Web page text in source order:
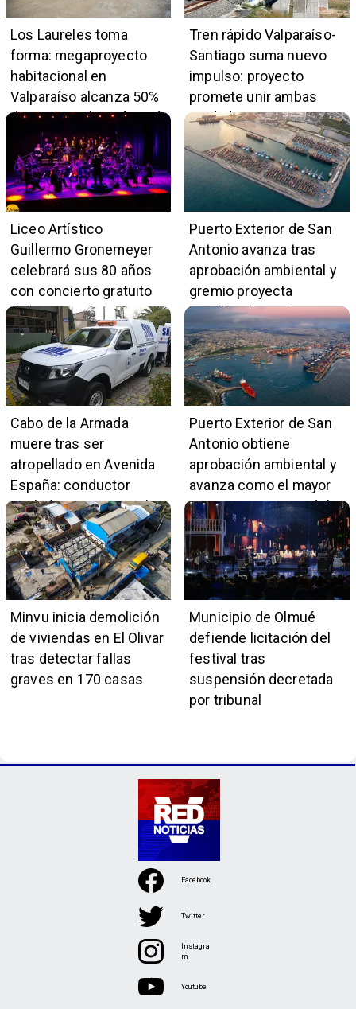
Los Laureles toma
forma: megaproyecto
habitacional en
Valparaíso alcanza 50%
de avance y beneficiará
a 396 familias
Tren rápido Valparaíso-
Santiago suma nuevo
impulso: proyecto
promete unir ambas
ciudades en 45 minutos
Liceo Artístico
Guillermo Gronemeyer
celebrará sus 80 años
con concierto gratuito
de la Orquesta Marga
Marga
Puerto Exterior de San
Antonio avanza tras
aprobación ambiental y
gremio proyecta
impulso al empleo y
comercio local
Cabo de la Armada
muere tras ser
atropellado en Avenida
España: conductor
también pertenece a la
institución naval
Puerto Exterior de San
Antonio obtiene
aprobación ambiental y
avanza como el mayor
proyecto portuario del
país
Minvu inicia demolición
de viviendas en El Olivar
tras detectar fallas
graves en 170 casas
Municipio de Olmué
defiende licitación del
festival tras
suspensión decretada
por tribunal
Facebook
Twitter
Instagra
m
Youtube